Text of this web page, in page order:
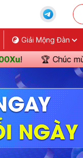
Giải Mộng Đàn
! 🏆 Chúc mừng